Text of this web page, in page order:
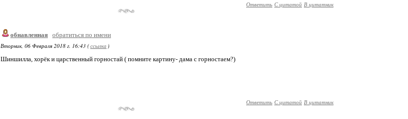
Ответить С цитатой В цитатник
обнавленная обратиться по имени
Вторник, 06 Февраля 2018 г. 16:43 (ссылка )
Шиншилла, хорёк и царственный горностай ( помните картину- дама с горностаем?)
Ответить С цитатой В цитатник